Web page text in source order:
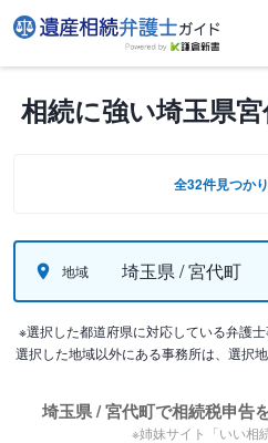
相続に強い埼玉県
全32件見つか
地域 埼玉県 / 宮代町
※選択した都道府県に対応している弁護
選択した地域以外にある事務所は、選択
埼玉県 / 宮代町で相続税申告
※姉妹サイト「いい相